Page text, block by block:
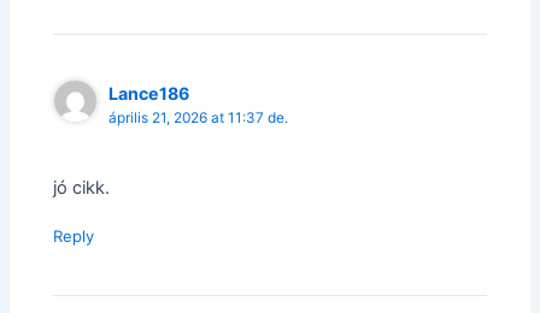
Lance186
április 21, 2026 at 11:37 de.
jó cikk.
Reply